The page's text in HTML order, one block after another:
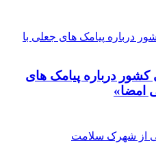
کشور درباره پیامک های
امضا»